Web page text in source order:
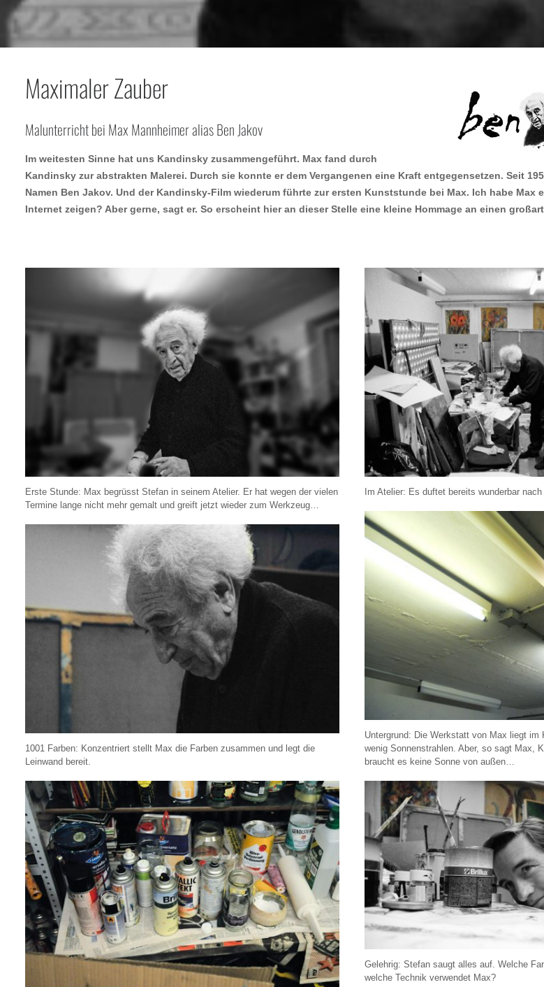
Maximaler Zauber
Malunterricht bei Max Mannheimer alias Ben Jakov
Im weitesten Sinne hat uns Kandinsky zusammengeführt. Max fand durch
Kandinsky zur abstrakten Malerei. Durch sie konnte er dem Vergangenen eine Kraft entgegensetzen. Seit
Namen Ben Jakov. Und der Kandinsky-Film wiederum führte zur ersten Kunststunde bei Max. Ich habe Max
Internet zeigen? Aber gerne, sagt er. So erscheint hier an dieser Stelle eine kleine Hommage an einen
Erste Stunde: Max begrüsst Stefan in seinem Atelier. Er hat wegen der vielen
Termine lange nicht mehr gemalt und greift jetzt wieder zum Werkzeug…
1001 Farben: Konzentriert stellt Max die Farben zusammen und legt die
Leinwand bereit.
Im Atelier: Es duftet bereits wunderbar
Untergrund: Die Werkstatt von Max liegt im
wenig Sonnenstrahlen. Aber, so sagt Max,
braucht es keine Sonne von außen…
Gelehrig: Stefan saugt alles auf. Welche
welche Technik verwendet Max?